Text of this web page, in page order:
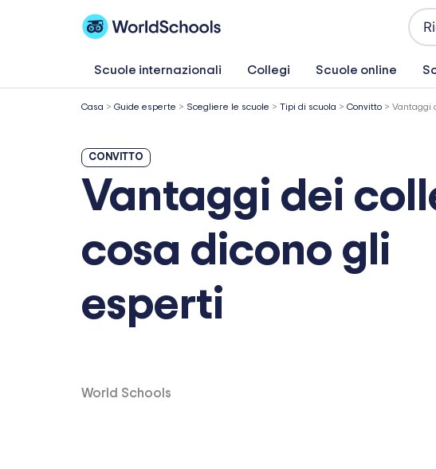
per:
Scuole internazionali Collegi Scuole online
Casa > Guide esperte > Scegliere le scuole > Tipi di scuola > Convitto > Vantaggi
CONVITTO
Vantaggi dei
cosa dicono gli
esperti
World Schools